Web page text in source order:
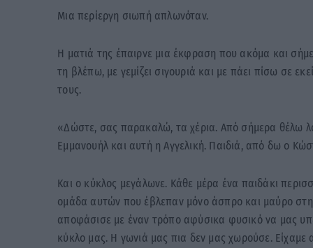
Μια περίεργη σιωπή απλωνόταν.
Η ματιά της έπαιρνε μια έκφραση που ακόμα και
τη βλέπω, με γεμίζει σιγουριά και με πάει πίσω σε
τους.
«Δώστε, σας παρακαλώ, τα χέρια. Από σήμερα θέλω
Εμμανουήλ και αυτή η Αγγελική. Παιδιά, από δω ο
Και ο κύκλος μεγάλωνε. Κάθε μέρα ένα παιδάκι
ομάδα αυτών που έβλεπαν μόνο άσπρο και μαύρο
αποφάσισε με έναν τρόπο αφύσικα φυσικό να μας
κύκλο μας. Η γωνιά μας πια δεν μας χωρούσε.